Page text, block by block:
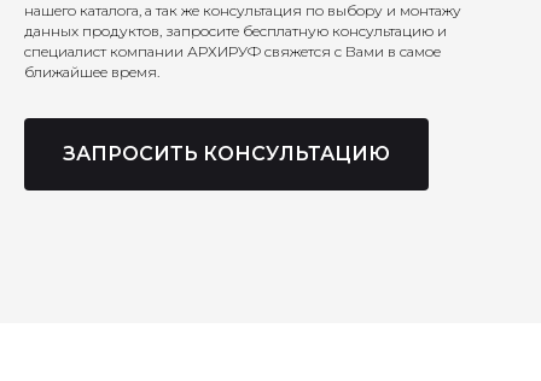
нашего каталога, а так же консультация по выбору и монтажу
данных продуктов, запросите бесплатную консультацию и
специалист компании АРХИРУФ свяжется с Вами в самое
ближайшее время.
ЗАПРОСИТЬ КОНСУЛЬТАЦИЮ